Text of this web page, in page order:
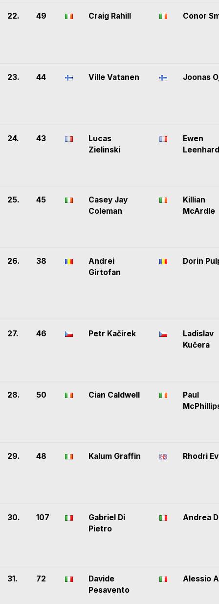
22. 49 Craig Rahill Conor
23. 44 Ville Vatanen Joonas
24. 43
Lucas
Zielinski
Ewen
25. 45
Casey Jay
Coleman
Killian
McArdle
26. 38
Andrei
Girtofan
Dorin
27. 46 Petr Kačírek
Ladislav
Kučera
28. 50 Cian Caldwell
Paul
29. 48 Kalum Graffin Rhodri
30. 107
Gabriel Di
Pietro
Andrea
31. 72
Davide
Pesavento
Alessio